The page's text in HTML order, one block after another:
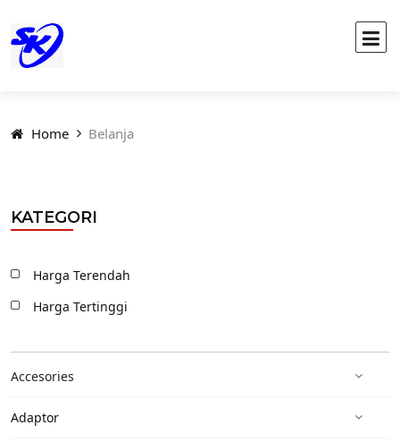
Home Belanja
KATEGORI
Harga Terendah
Harga Tertinggi
Accesories
Adaptor